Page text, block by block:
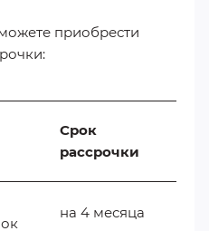
приобрести
Срок
рассрочки
на 4 месяца